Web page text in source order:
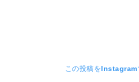
この投稿をInstagram